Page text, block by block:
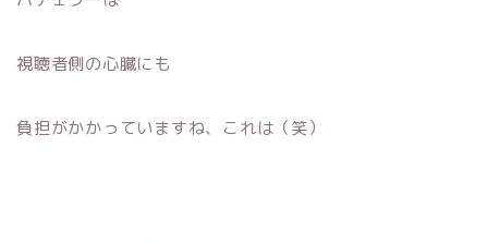
視聴者側の心臓にも
負担がかかっていますね、これは（笑）